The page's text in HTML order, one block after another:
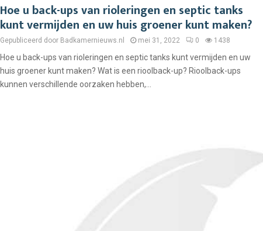
Hoe u back-ups van rioleringen en septic tanks
kunt vermijden en uw huis groener kunt maken?
Gepubliceerd door Badkamernieuws.nl mei 31, 2022 0 1438
Hoe u back-ups van rioleringen en septic tanks kunt vermijden en uw
huis groener kunt maken? Wat is een rioolback-up? Rioolback-ups
kunnen verschillende oorzaken hebben,...